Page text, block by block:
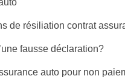
de résiliation contrat
fausse déclaration?
auto pour non